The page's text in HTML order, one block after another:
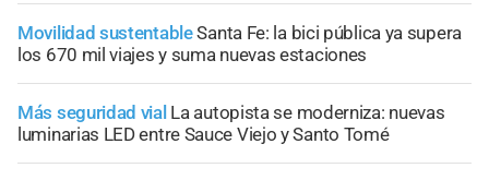
Movilidad sustentableSanta Fe: la bici pública ya supera
los 670 mil viajes y suma nuevas estaciones
Más seguridad vial La autopista se moderniza: nuevas
luminarias LED entre Sauce Viejo y Santo Tomé